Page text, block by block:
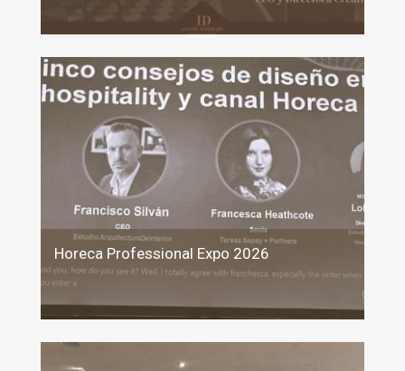
Horeca Professional Expo 2026